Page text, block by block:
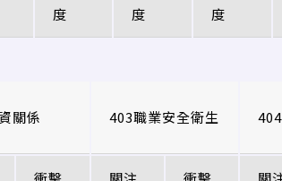
度
度
度
關係 403職業安全衛生